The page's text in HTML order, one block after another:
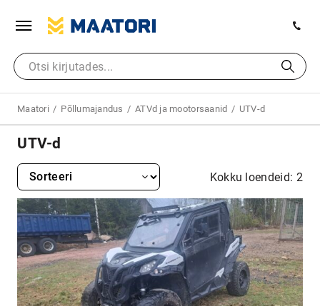
Maatori Põllumajandus ATVd ja mootorsaanid UTV-d
UTV-d
Kokku loendeid: 2